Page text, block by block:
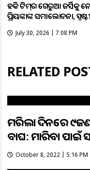
ହକି ଟିମ୍‌ର ଗେରୁଆ ଜର୍ସିକୁ
ପ୍ରିୟଙ୍କାଙ୍କ ସମାଲୋଚନା,
July 30, 2026 | 7:08 PM
RELATED
ମରିଲା ୬ଦିନରେ
ବାଘ: ମାରିବା ପାଇଁ
October 8, 2022 | 5:16 PM